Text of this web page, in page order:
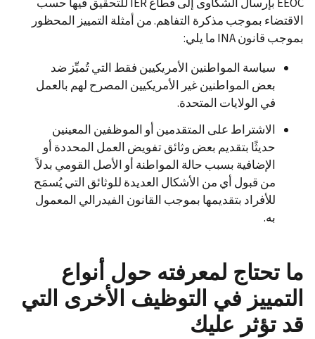
EEOC بإرسال الشكاوى إلى قطاع IER للتحقيق فيها حسب
الاقتضاء بموجب مذكرة التفاهم. من أمثلة التمييز المحظور
بموجب قانون INA ما يلي:
سياسة المواطنين الأمريكيين فقط التي تُميِّز ضد
بعض المواطنين غير الأمريكيين المصرح لهم بالعمل
في الولايات المتحدة.
الاشتراط على المتقدمين أو الموظفين المعينين
حديثًا بتقديم بعض وثائق تفويض العمل المحددة أو
الإضافية بسبب حالة المواطنة أو الأصل القومي بدلاً
من قبول أي من الأشكال العديدة للوثائق التي يُسمَح
للأفراد بتقديمها بموجب القانون الفيدرالي المعمول
به.
ما تحتاج لمعرفته حول أنواع
التمييز في التوظيف الأخرى التي
قد تؤثر عليك